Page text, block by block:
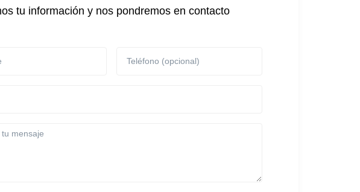
tu información y nos pondremos en contacto